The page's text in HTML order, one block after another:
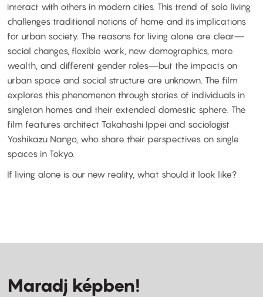
interact with others in modern cities. This trend of solo living
challenges traditional notions of home and its implications
for urban society. The reasons for living alone are clear—
social changes, flexible work, new demographics, more
wealth, and different gender roles—but the impacts on
urban space and social structure are unknown. The film
explores this phenomenon through stories of individuals in
singleton homes and their extended domestic sphere. The
film features architect Takahashi Ippei and sociologist
Yoshikazu Nango, who share their perspectives on single
spaces in Tokyo.
If living alone is our new reality, what should it look like?
Maradj képben!